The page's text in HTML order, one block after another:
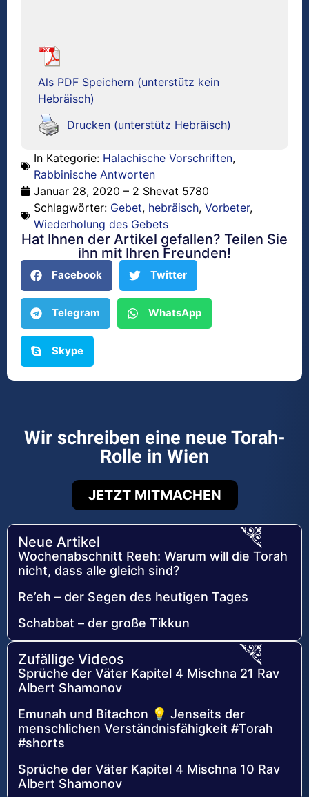
Als PDF Speichern (unterstütz kein
Hebräisch)
Drucken (unterstütz Hebräisch)
In Kategorie: Halachische Vorschriften,
Rabbinische Antworten
Januar 28, 2020 – 2 Shevat 5780
Schlagwörter: Gebet, hebräisch, Vorbeter,
Wiederholung des Gebets
Hat Ihnen der Artikel gefallen? Teilen Sie
ihn mit Ihren Freunden!
Facebook Twitter
Telegram WhatsApp
Skype
Wir schreiben eine neue Torah-
Rolle in Wien
JETZT MITMACHEN
Neue Artikel
Wochenabschnitt Reeh: Warum will die Torah
nicht, dass alle gleich sind?
Re’eh – der Segen des heutigen Tages
Schabbat – der große Tikkun
Zufällige Videos
Sprüche der Väter Kapitel 4 Mischna 21 Rav
Albert Shamonov
Emunah und Bitachon 💡 Jenseits der
menschlichen Verständnisfähigkeit #Torah
#shorts
Sprüche der Väter Kapitel 4 Mischna 10 Rav
Albert Shamonov